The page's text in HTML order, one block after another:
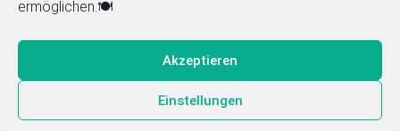
ermöglichen.🍽️
Akzeptieren
Einstellungen